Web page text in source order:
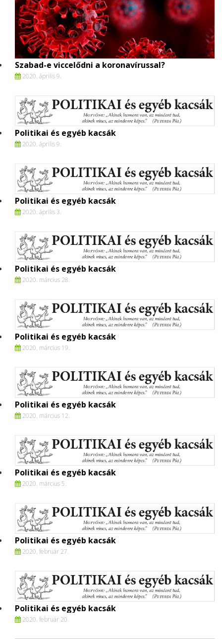
Szabad-e viccelődni a koronavírussal?
2020. április 9.
Politikai és egyéb kacsák
2020. április 9.
Politikai és egyéb kacsák
2020. április 3.
Politikai és egyéb kacsák
2020. március 28.
Politikai és egyéb kacsák
2020. március 19.
Politikai és egyéb kacsák
2020. március 12.
Politikai és egyéb kacsák
2020. március 5.
Politikai és egyéb kacsák
2020. február 27.
Politikai és egyéb kacsák
2020. február 20.